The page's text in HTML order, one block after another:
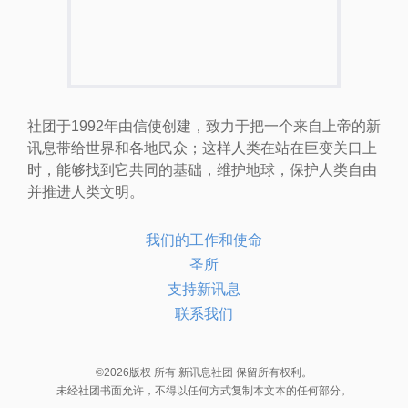
社团于1992年由信使创建，致力于把一个来自上帝的新
讯息带给世界和各地民众；这样人类在站在巨变关口上
时，能够找到它共同的基础，维护地球，保护人类自由
并推进人类文明。
我们的工作和使命
圣所
支持新讯息
联系我们
©2026版权 所有 新讯息社团 保留所有权利。
未经社团书面允许，不得以任何方式复制本文本的任何部分。